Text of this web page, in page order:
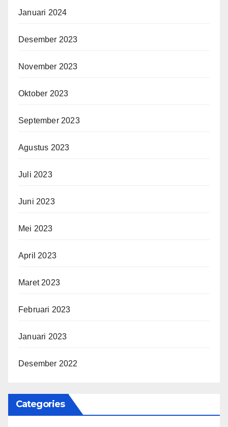
Januari 2024
Desember 2023
November 2023
Oktober 2023
September 2023
Agustus 2023
Juli 2023
Juni 2023
Mei 2023
April 2023
Maret 2023
Februari 2023
Januari 2023
Desember 2022
Categories